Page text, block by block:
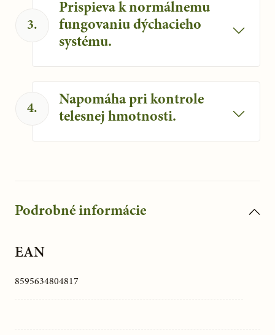
3.
Prispieva k normálnemu
fungovaniu dýchacieho
systému.
Prispieva aj k normálnemu fungovaniu
dýchacieho systému.
4.
Napomáha pri kontrole
telesnej hmotnosti.
Aníz napomáha aj prirodzenej kontrole
Podrobné informácie
EAN
8595634804817